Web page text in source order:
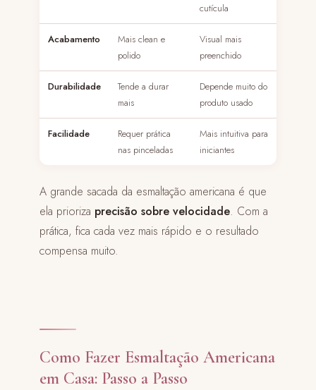
cutícula
Acabamento
Mais clean e
polido
Visual mais
preenchido
Durabilidade
Tende a durar
mais
Depende muito do
produto usado
Facilidade
Requer prática
nas pinceladas
Mais intuitiva para
iniciantes
A grande sacada da esmaltação americana é que
ela prioriza precisão sobre velocidade. Com a
prática, fica cada vez mais rápido e o resultado
compensa muito.
Como Fazer Esmaltação Americana
em Casa: Passo a Passo